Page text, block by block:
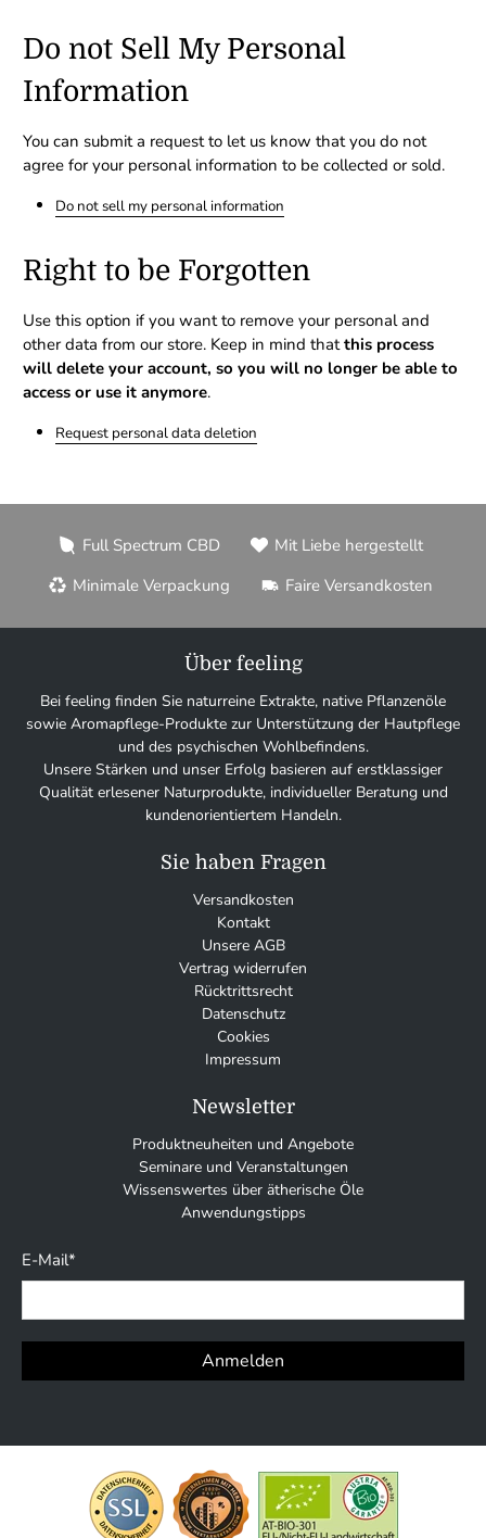
Do not Sell My Personal
Information
You can submit a request to let us know that you do not
agree for your personal information to be collected or sold.
Do not sell my personal information
Right to be Forgotten
Use this option if you want to remove your personal and
other data from our store. Keep in mind thatthis process
will delete your account, so you will no longer be able to
access or use it anymore.
Request personal data deletion
Full Spectrum CBD
Mit Liebe hergestellt
Minimale Verpackung
Faire Versandkosten
Über feeling
Bei feeling finden Sie naturreine Extrakte, native Pflanzenöle
sowie Aromapflege-Produkte zur Unterstützung der Hautpflege
und des psychischen Wohlbefindens.
Unsere Stärken und unser Erfolg basieren auf erstklassiger
Qualität erlesener Naturprodukte, individueller Beratung und
kundenorientiertem Handeln.
Sie haben Fragen
Versandkosten
Kontakt
Unsere AGB
Vertrag widerrufen
Rücktrittsrecht
Datenschutz
Cookies
Impressum
Newsletter
Produktneuheiten und Angebote
Seminare und Veranstaltungen
Wissenswertes über ätherische Öle
Anwendungstipps
E-Mail*
Anmelden